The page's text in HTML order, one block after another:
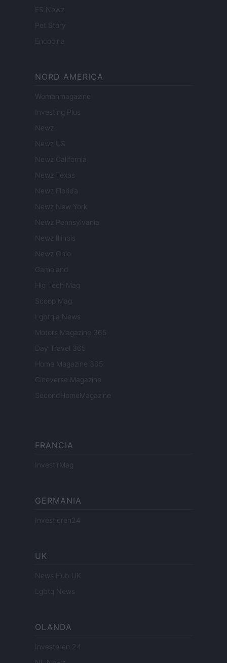
ES Newz
Pet Story
Encocina
NORD AMERICA
Womanmagazine
Investing Plus
Newz
Newz US
Newz California
Newz Texas
Newz Florida
Newz New York
Newz Pennsylvania
Newz Illinois
Newz Ohio
Gameland
Hig Tech Mag
Scoop Mag
Lgbtqia News
Motors Magazine 365
Day Travel 365
Home Magazine 365
Cineverse Magazine
SecondHomeMagazine
FRANCIA
InvestirMag
GERMANIA
Investieren24
UK
News Hub UK
Lgbtq News
OLANDA
Investeren 24